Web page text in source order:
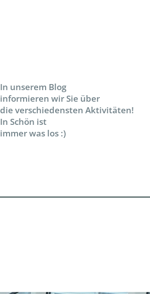
In unserem Blog
informieren wir Sie über
die verschiedensten Aktivitäten!
In Schön ist
immer was los :)